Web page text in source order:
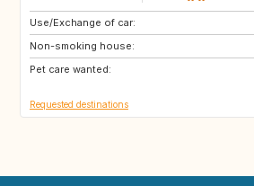
Use/Exchange of car:
Non-smoking house:
Pet care wanted:
FR
GR
Requested destinations